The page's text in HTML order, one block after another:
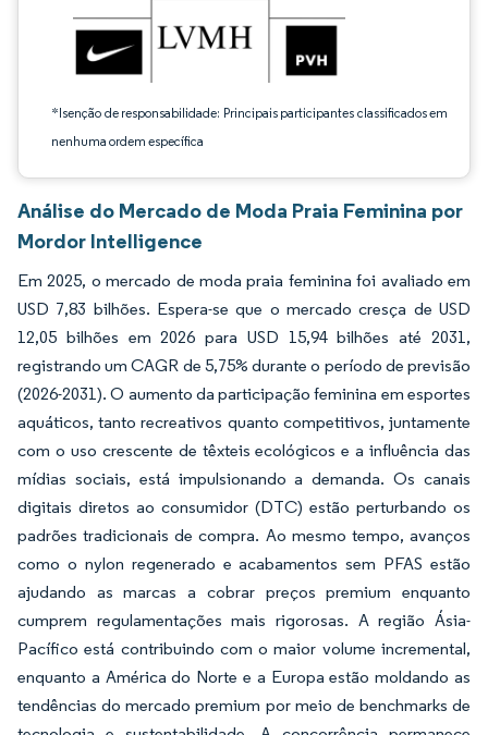
*Isenção de responsabilidade: Principais participantes classificados em
nenhuma ordem específica
Análise do Mercado de Moda Praia Feminina por
Mordor Intelligence
Em 2025, o mercado de moda praia feminina foi avaliado em
USD 7,83 bilhões. Espera-se que o mercado cresça de USD
12,05 bilhões em 2026 para USD 15,94 bilhões até 2031,
registrando um CAGR de 5,75% durante o período de previsão
(2026-2031). O aumento da participação feminina em esportes
aquáticos, tanto recreativos quanto competitivos, juntamente
com o uso crescente de têxteis ecológicos e a influência das
mídias sociais, está impulsionando a demanda. Os canais
digitais diretos ao consumidor (DTC) estão perturbando os
padrões tradicionais de compra. Ao mesmo tempo, avanços
como o nylon regenerado e acabamentos sem PFAS estão
ajudando as marcas a cobrar preços premium enquanto
cumprem regulamentações mais rigorosas. A região Ásia-
Pacífico está contribuindo com o maior volume incremental,
enquanto a América do Norte e a Europa estão moldando as
tendências do mercado premium por meio de benchmarks de